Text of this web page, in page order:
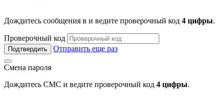
Дождитесь сообщения в и ведите проверочный код 4 цифры.
Проверочный код
Подтвердить Отправить еще раз
Смена пароля
Дождитесь СМС и ведите проверочный код 4 цифры.